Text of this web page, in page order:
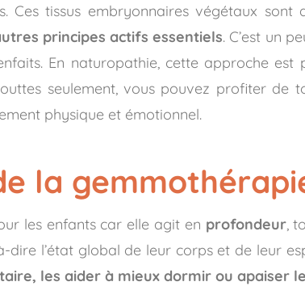
Ces tissus embryonnaires végétaux
principes actifs essentiels. C’est un
En naturopathie, cette approche est
seulement, vous pouvez profiter de
physique et émotionnel.
la
les enfants car elle agit en profondeur,
dire l’état global de leur corps et de leur
les aider à mieux dormir ou apaiser